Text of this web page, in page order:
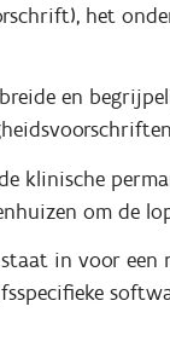
het
en
klinische
om de
in voor